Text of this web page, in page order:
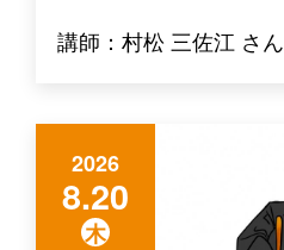
講師：村松 三佐江 さん
2026
8.20
木